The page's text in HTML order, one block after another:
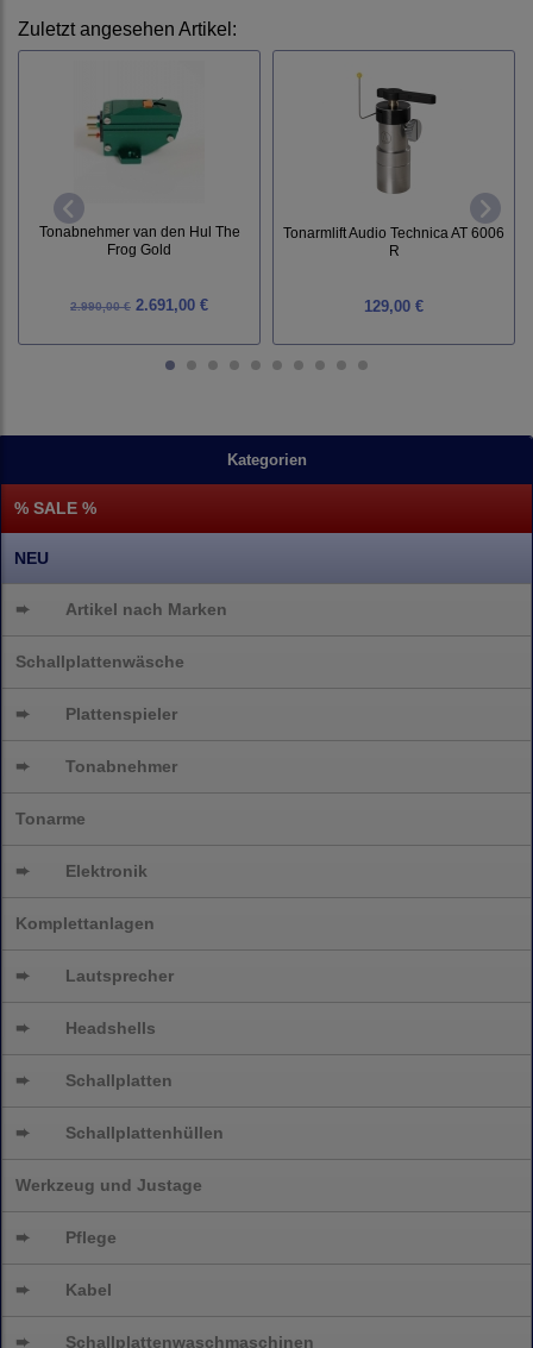
Kategorien
% SALE %
NEU
➨ Artikel nach Marken
Schallplattenwäsche
➨ Plattenspieler
➨ Tonabnehmer
Tonarme
➨ Elektronik
Komplettanlagen
➨ Lautsprecher
➨ Headshells
➨ Schallplatten
➨ Schallplattenhüllen
Werkzeug und Justage
➨ Pflege
➨ Kabel
➨ Schallplattenwaschmaschinen
Zuletzt angesehen Artikel:
Tonabnehmer van den Hul The
Frog Gold
2.990,00 € 2.691,00 €
Tonarmlift Audio Technica AT 6006
R
129,00 €